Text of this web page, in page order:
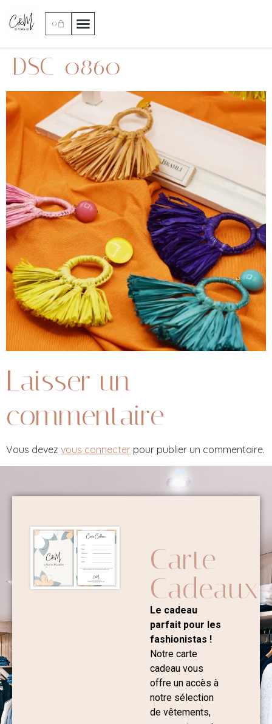
0
DSC_0860
Laisser un
commentaire
Vous devez vous connecter pour publier un commentaire.
Carte
Cadeaux
Le cadeau
parfait pour les
fashionistas !
Notre carte
cadeau vous
offre un accès à
notre sélection
de vêtements,